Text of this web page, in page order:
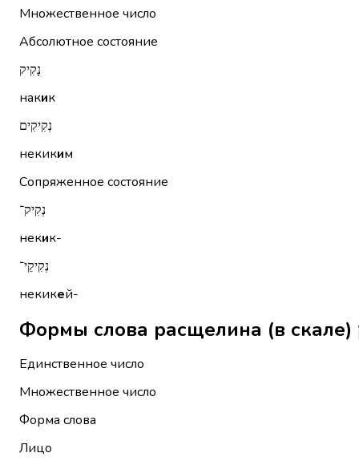
Множественное число
Абсолютное состояние
נָקִיק
накик
נְקִיקִים
некиким
Сопряженное состояние
נְקִיק־
некик-
נְקִיקֵי־
некикей-
Единственное число
Множественное число
Форма слова
Лицо